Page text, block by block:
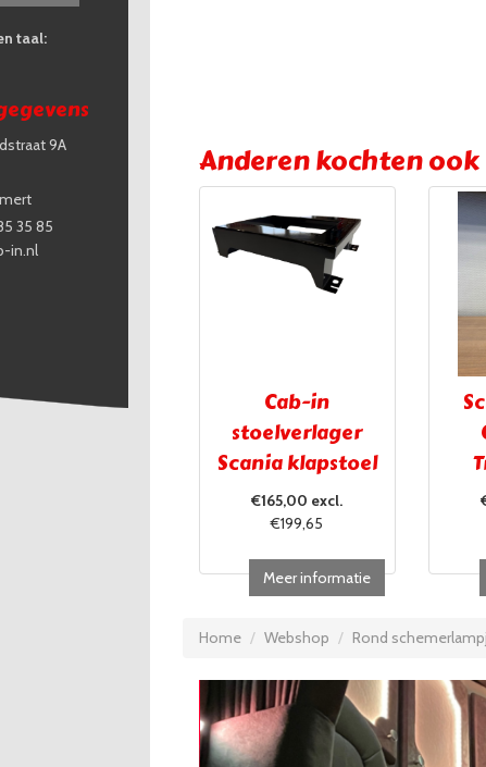
taal:
9A
35 85
in.nl
Anderen kochten ook
Cab-in
stoelverlager
Scania klapstoel
€165,00 excl.
€199,65
Meer informatie
Home Webshop Rond